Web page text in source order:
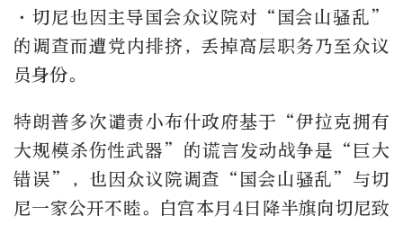
·切尼也因主导国会众议院对“国会山骚乱”
的调查而遭党内排挤，丢掉高层职务乃至众议
员身份。
特朗普多次谴责小布什政府基于“伊拉克拥有
大规模杀伤性武器”的谎言发动战争是“巨大
错误”，也因众议院调查“国会山骚乱”与切
尼一家公开不睦。白宫本月4日降半旗向切尼致